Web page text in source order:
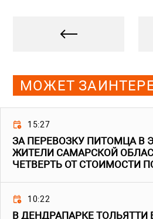
МОЖЕТ
15:27
ЗА ПЕРЕВОЗКУ ПИТОМЦА В
ЖИТЕЛИ САМАРСКОЙ
ЧЕТВЕРТЬ ОТ СТОИМОСТИ
10:22
В ДЕНДРАПАРКЕ